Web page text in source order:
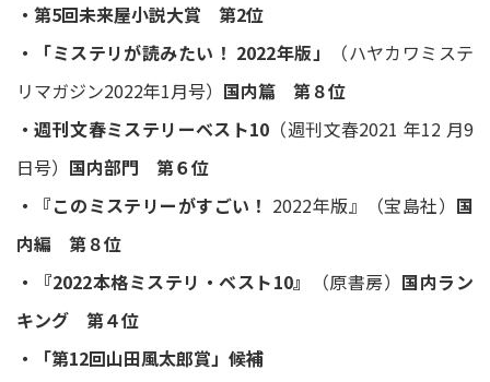
・第5回未来屋小説大賞 第2位
・「ミステリが読みたい！ 2022年版」
（ハヤカワミステ
リマガジン2022年1月号） 国内篇 第８位
・週刊文春ミステリーベスト10 （週刊文春2021 年12 月9
日号） 国内部門 第６位
・『このミステリーがすごい！ 2022年版』（宝島社） 国
内編 第８位
・『2022本格ミステリ・ベスト10』
（原書房） 国内ラン
キング 第４位
・「第12回山田風太郎賞」候補